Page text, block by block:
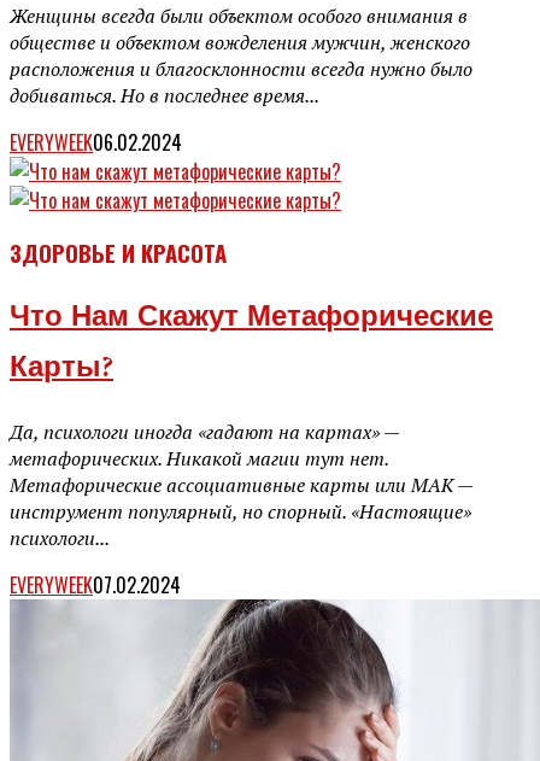
Женщины всегда были объектом особого внимания в
обществе и объектом вожделения мужчин, женского
расположения и благосклонности всегда нужно было
добиваться. Но в последнее время...
EVERYWEEK06.02.2024
ЗДОРОВЬЕ И КРАСОТА
Что Нам Скажут Метафорические
Карты?
Да, психологи иногда «гадают на картах» —
метафорических. Никакой магии тут нет.
Метафорические ассоциативные карты или МАК —
инструмент популярный, но спорный. «Настоящие»
психологи...
EVERYWEEK07.02.2024